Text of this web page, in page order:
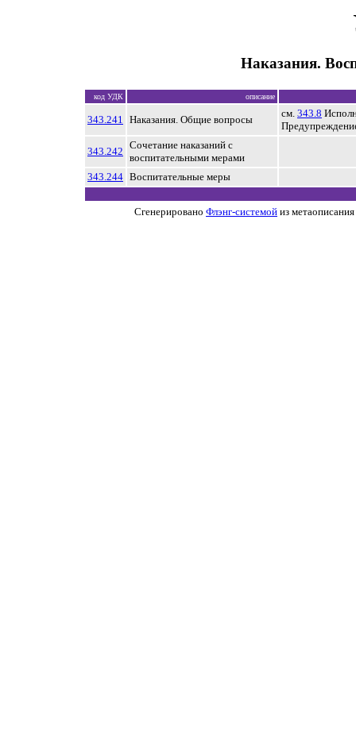
Наказания.
код УДК описание
343.241 Наказания. Общие вопросы
см. 343.8
343.242
Сочетание наказаний с
воспитательными мерами
343.244 Воспитательные меры
Сгенерировано Флэнг-системой из